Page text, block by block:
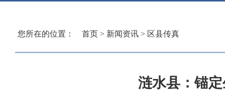
您所在的位置： 首页 > 新闻资讯 > 区县传真
涟水县：锚